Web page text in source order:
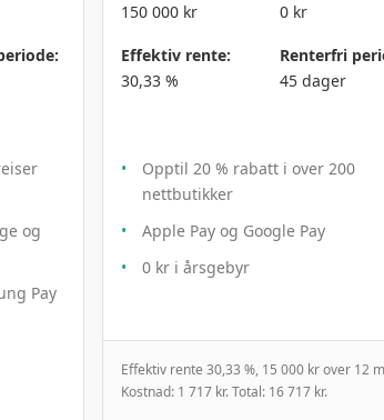
og
Pay
150 000 kr
0 kr
Effektiv rente:
30,33 %
Renterfri
45 dager
Opptil 20 % rabatt i over 200
nettbutikker
Apple Pay og Google Pay
0 kr i årsgebyr
Effektiv rente 30,33 %, 15 000 kr over 12
Kostnad: 1 717 kr. Total: 16 717 kr.